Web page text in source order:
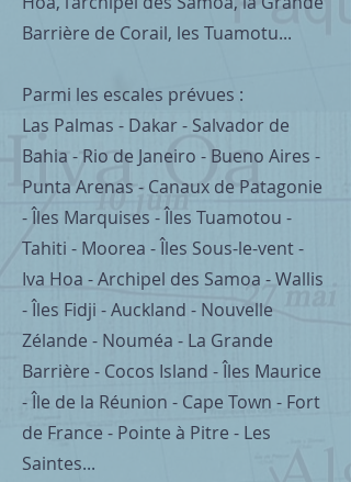
Barrière de Corail, les Tuamotu...
Parmi les escales prévues :
Las Palmas - Dakar - Salvador de
Bahia - Rio de Janeiro - Bueno Aires -
Punta Arenas - Canaux de Patagonie
- Îles Marquises - Îles Tuamotou -
Tahiti - Moorea - Îles Sous-le-vent -
Iva Hoa - Archipel des Samoa - Wallis
- Îles Fidji - Auckland - Nouvelle
Zélande - Nouméa - La Grande
Barrière - Cocos Island - Îles Maurice
- Île de la Réunion - Cape Town - Fort
de France - Pointe à Pitre - Les
Saintes...